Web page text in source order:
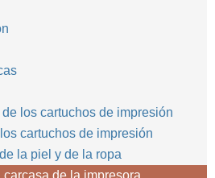
los cartuchos de impresión
cartuchos de impresión
la piel y de la ropa
de la impresora